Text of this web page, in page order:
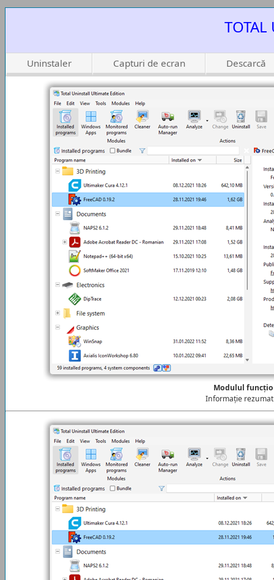
TOTAL
Uninstaler Capturi de ecran Descarcă
Modulul
Informație